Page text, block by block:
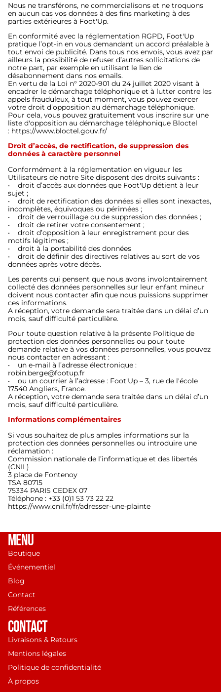
Nous ne transférons, ne commercialisons et ne troquons
en aucun cas vos données à des fins marketing à des
parties extérieures à Foot'Up.
En conformité avec la réglementation RGPD, Foot'Up
pratique l’opt-in en vous demandant un accord préalable à
tout envoi de publicité. Dans tous nos envois, vous avez par
ailleurs la possibilité de refuser d’autres sollicitations de
notre part, par exemple en utilisant le lien de
désabonnement dans nos emails.
En vertu de la Loi n° 2020-901 du 24 juillet 2020 visant à
encadrer le démarchage téléphonique et à lutter contre les
appels frauduleux, à tout moment, vous pouvez exercer
votre droit d’opposition au démarchage téléphonique.
Pour cela, vous pouvez gratuitement vous inscrire sur une
liste d'opposition au démarchage téléphonique Bloctel
: https://www.bloctel.gouv.fr/
Droit d’accès, de rectification, de suppression des
données à caractère personnel
Conformément à la réglementation en vigueur les
Utilisateurs de notre Site disposent des droits suivants :
• droit d’accès aux données que Foot'Up détient à leur
sujet ;
• droit de rectification des données si elles sont inexactes,
incomplètes, équivoques ou périmées ;
• droit de verrouillage ou de suppression des données ;
• droit de retirer votre consentement ;
• droit d’opposition à leur enregistrement pour des
motifs légitimes ;
• droit à la portabilité des données
• droit de définir des directives relatives au sort de vos
données après votre décès.
Les parents qui pensent que nous avons involontairement
collecté des données personnelles sur leur enfant mineur
doivent nous contacter afin que nous puissions supprimer
ces informations.
A réception, votre demande sera traitée dans un délai d’un
mois, sauf difficulté particulière.
Pour toute question relative à la présente Politique de
protection des données personnelles ou pour toute
demande relative à vos données personnelles, vous pouvez
nous contacter en adressant :
• un e-mail à l’adresse électronique :
robin.berge@footup.fr
• ou un courrier à l’adresse : Foot'Up – 3, rue de l'école
17540 Angliers, France.
A réception, votre demande sera traitée dans un délai d’un
mois, sauf difficulté particulière.
Informations complémentaires
Si vous souhaitez de plus amples informations sur la
protection des données personnelles ou introduire une
réclamation :
Commission nationale de l’informatique et des libertés
(CNIL)
3 place de Fontenoy
TSA 80715
75334 PARIS CEDEX 07
Téléphone : +33 (0)1 53 73 22 22
https://www.cnil.fr/fr/adresser-une-plainte
MENU
Boutique
Événementiel
Blog
Contact
Références
CONTACT
Livraisons & Retours
Mentions légales
Politique de confidentialité
À propos
Politique de confidentialité
Politique d’expédition
Coordonnées
Conditions générales de vente